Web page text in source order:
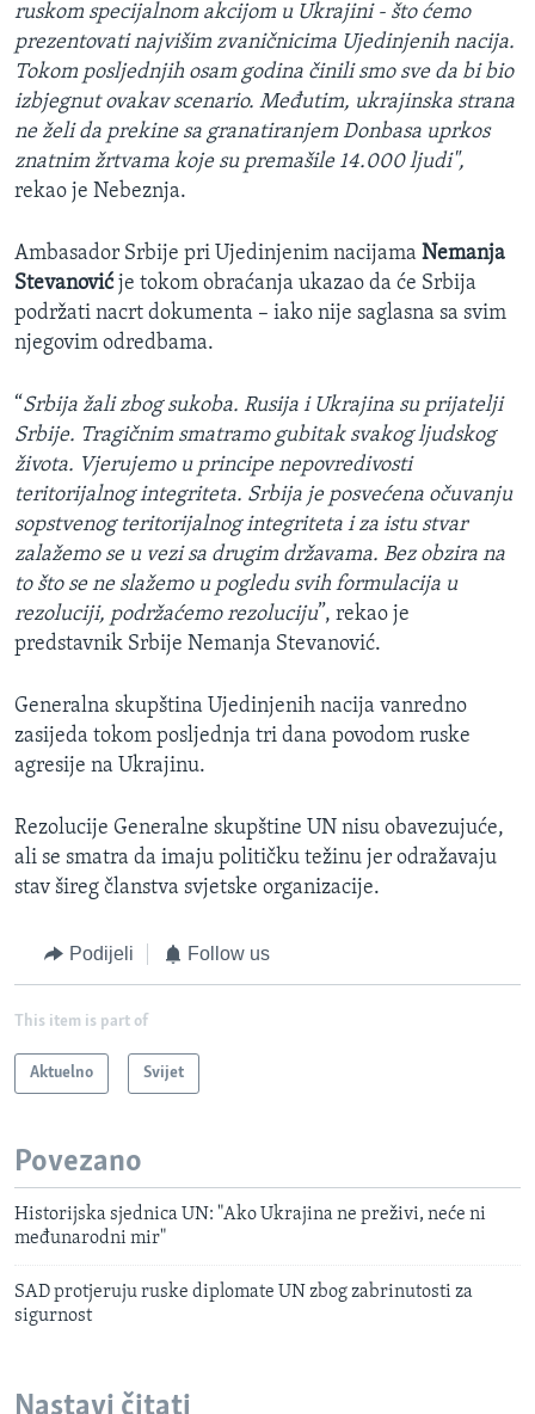
ruskom specijalnom akcijom u Ukrajini - što ćemo
prezentovati najvišim zvaničnicima Ujedinjenih nacija.
Tokom posljednjih osam godina činili smo sve da bi bio
izbjegnut ovakav scenario. Međutim, ukrajinska strana
ne želi da prekine sa granatiranjem Donbasa uprkos
znatnim žrtvama koje su premašile 14.000 ljudi",
rekao je Nebeznja.
Ambasador Srbije pri Ujedinjenim nacijama Nemanja
Stevanovićje tokom obraćanja ukazao da će Srbija
podržati nacrt dokumenta – iako nije saglasna sa svim
njegovim odredbama.
“Srbija žali zbog sukoba. Rusija i Ukrajina su prijatelji
Srbije. Tragičnim smatramo gubitak svakog ljudskog
života. Vjerujemo u principe nepovredivosti
teritorijalnog integriteta. Srbija je posvećena očuvanju
sopstvenog teritorijalnog integriteta i za istu stvar
zalažemo se u vezi sa drugim državama. Bez obzira na
to što se ne slažemo u pogledu svih formulacija u
rezoluciji, podržaćemo rezoluciju”, rekao je
predstavnik Srbije Nemanja Stevanović.
Generalna skupština Ujedinjenih nacija vanredno
zasijeda tokom posljednja tri dana povodom ruske
agresije na Ukrajinu.
Rezolucije Generalne skupštine UN nisu obavezujuće,
ali se smatra da imaju političku težinu jer odražavaju
stav šireg članstva svjetske organizacije.
Podijeli Follow us
This item is part of
Aktuelno Svijet
Povezano
Historijska sjednica UN: "Ako Ukrajina ne preživi, neće ni
međunarodni mir"
SAD protjeruju ruske diplomate UN zbog zabrinutosti za
sigurnost